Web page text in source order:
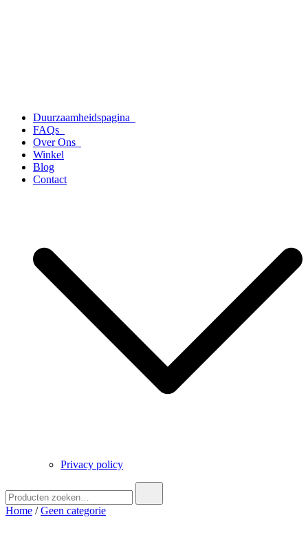
Duurzaamheidspagina
FAQs
Over Ons
Winkel
Blog
Contact
Privacy policy
naar:
Home /Geen categorie